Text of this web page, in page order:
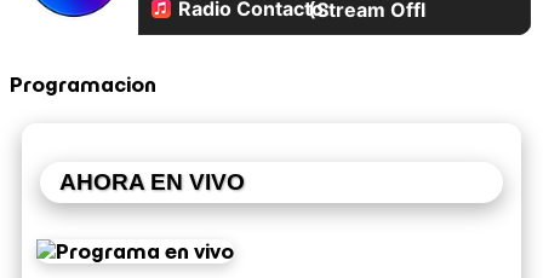
Programacion
AHORA EN VIVO